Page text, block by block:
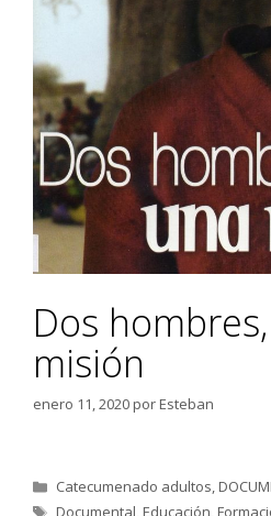
Dos
misión
enero 11, 2020porEsteban
Categorías
Catecumenado adultos,
Etiquetas
Documental,Educación,